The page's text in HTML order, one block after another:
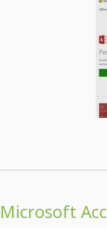
Microsoft